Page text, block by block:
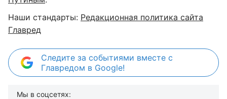
Наши стандарты: Редакционная политика сайта
Главред
Следите за событиями вместе с
Главредом в Google!
Мы в соцсетях: